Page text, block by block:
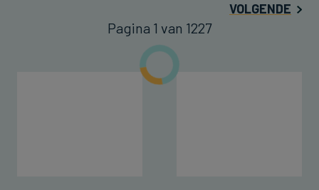
VOLGENDE
Pagina 1 van 1227